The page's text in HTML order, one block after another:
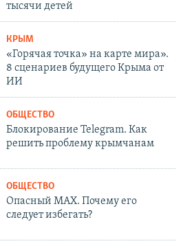
тысячи детей
КРЫМ
«Горячая точка» на карте мира».
8 сценариев будущего Крыма от
ИИ
ОБЩЕСТВО
Блокирование Telegram. Как
решить проблему крымчанам
ОБЩЕСТВО
Опасный MAX. Почему его
следует избегать?